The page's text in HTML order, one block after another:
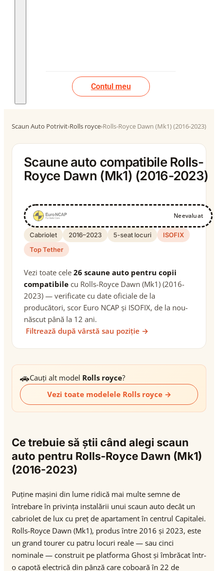
Contul meu
Scaun Auto Potrivit›Rolls royce›Rolls-Royce Dawn (Mk1) (2016-2023)
Scaune auto compatibile Rolls-
Royce Dawn (Mk1) (2016-2023)
Neevaluat
Cabriolet 2016–2023 5-seat locuri
ISOFIX
Top Tether
Vezi toate cele 26 scaune auto pentru copii
compatibile cu Rolls-Royce Dawn (Mk1) (2016-
2023) — verificate cu date oficiale de la
producători, scor Euro NCAP și ISOFIX, de la nou-
născut până la 12 ani.
Filtrează după vârstă sau poziție →
🚗Cauți alt model Rolls royce?
Vezi toate modelele Rolls royce →
Ce trebuie să știi când alegi scaun
auto pentru Rolls-Royce Dawn (Mk1)
(2016-2023)
Puține mașini din lume ridică mai multe semne de
întrebare în privința instalării unui scaun auto decât un
cabriolet de lux cu preț de apartament în centrul Capitalei.
Rolls-Royce Dawn (Mk1), produs între 2016 și 2023, este
un grand tourer cu patru locuri reale — sau cinci
nominale — construit pe platforma Ghost și îmbrăcat într-
o capotă electrică din pânză care coboară în 22 de